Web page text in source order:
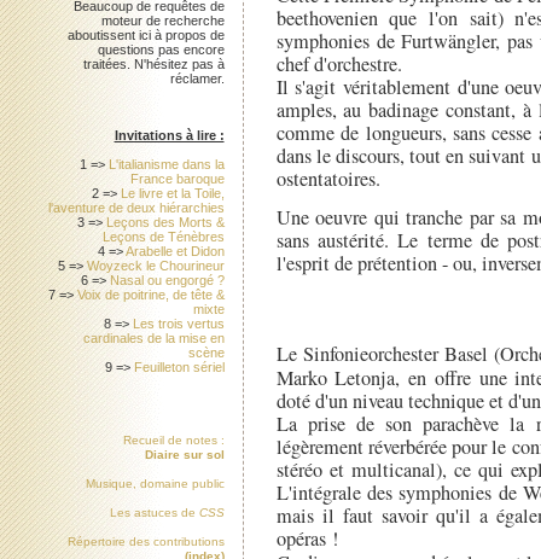
beethovenien que l'on sait)
symphonies de Furtwängler,
chef d'orchestre.
Il s'agit véritablement d'une
amples, au badinage constant,
comme de longueurs, sans
dans le discours, tout en suivant
ostentatoires.
Une oeuvre qui tranche par sa
sans austérité. Le terme de
l'esprit de prétention - ou,
Le Sinfonieorchester Basel
Marko Letonja, en offre une
doté d'un niveau technique et
La prise de son parachève la
légèrement réverbérée pour le
stéréo et multicanal), ce qui
L'intégrale des symphonies de
mais il faut savoir qu'il a
opéras !
Beaucoup de requêtes de
moteur de recherche
aboutissent ici à propos de
questions pas encore
traitées. N'hésitez pas à
réclamer.
Invitations à lire :
1 => L'italianisme dans la
France baroque
2 => Le livre et la Toile,
l'aventure de deux hiérarchies
3 => Leçons des Morts &
Leçons de Ténèbres
4 =>Arabelle et Didon
5 =>Woyzeck le Chourineur
6 => Nasal ou engorgé ?
7 =>Voix de poitrine, de tête &
mixte
8 => Les trois vertus
cardinales de la mise en
scène
9 => Feuilleton sériel
Recueil de notes :
Diaire sur sol
Musique, domaine public
Les astuces de CSS
Répertoire des contributions
(index)